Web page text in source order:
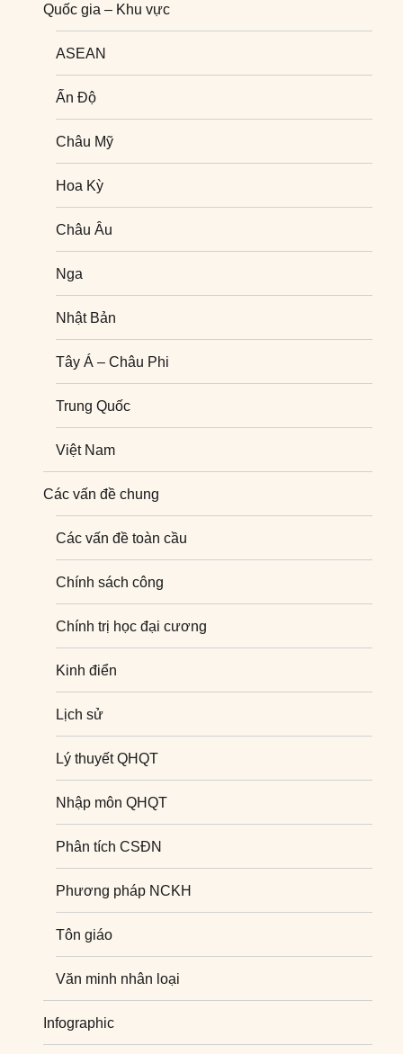
Nghiên cứu quốc tế
Quốc gia – Khu vực
ASEAN
Ấn Độ
Châu Mỹ
Hoa Kỳ
Châu Âu
Nga
Nhật Bản
Tây Á – Châu Phi
Trung Quốc
Việt Nam
Các vấn đề chung
Các vấn đề toàn cầu
Chính sách công
Chính trị học đại cương
Kinh điển
Lịch sử
Lý thuyết QHQT
Nhập môn QHQT
Phân tích CSĐN
Phương pháp NCKH
Tôn giáo
Văn minh nhân loại
Infographic